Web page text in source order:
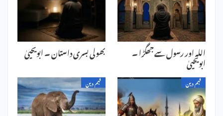
اللہ اور رسول سے جھگڑا ۔
ابویحییٰ
بھولی بسری داستان ۔ ابویحییٰ
فہم دین فہم دین